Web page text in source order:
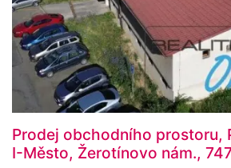
Prodej obchodního prostoru,
I-Město, Žerotínovo nám.,